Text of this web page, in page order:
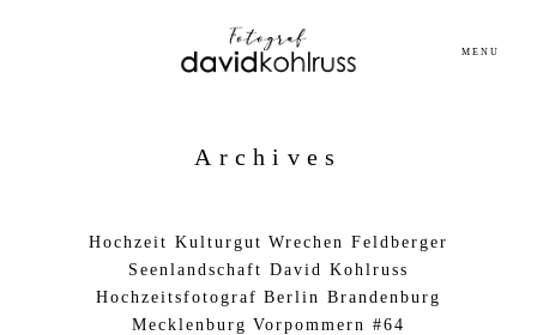
MENU
Archives
Hochzeit Kulturgut Wrechen Feldberger
Seenlandschaft David Kohlruss
Hochzeitsfotograf Berlin Brandenburg
Mecklenburg Vorpommern #64